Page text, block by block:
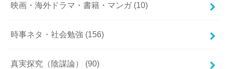
映画・海外ドラマ・書籍・マンガ (10)
時事ネタ・社会勉強 (156)
真実探究（陰謀論） (90)